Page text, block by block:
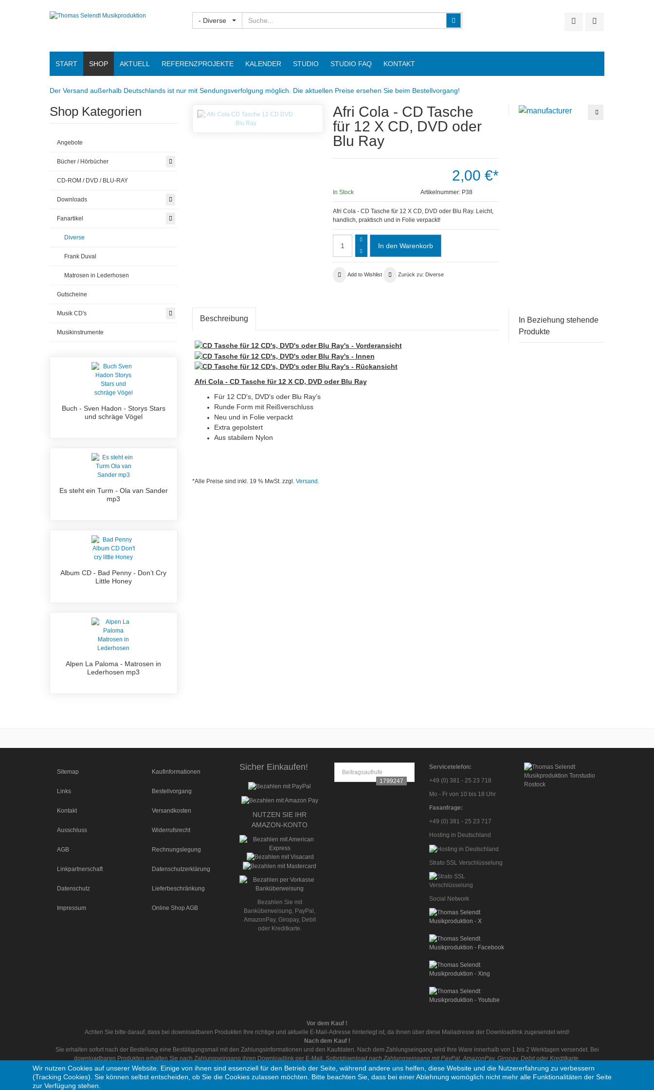
- Diverse Suchen
START SHOP AKTUELL REFERENZPROJEKTE KALENDER STUDIO STUDIO FAQ KONTAKT
Der Versand außerhalb Deutschlands ist nur mit Sendungsverfolgung möglich. Die aktuellen Preise ersehen Sie beim Bestellvorgang!
Afri Cola - CD Tasche
für 12 X CD, DVD oder
Blu Ray
2,00 €*
In Stock Artikelnummer: P38
Afri Cola - CD Tasche für 12 X CD, DVD oder Blu Ray. Leicht,
handlich, praktisch und in Folie verpackt!
Add to Wishlist Zurück zu: Diverse
Schlüsselband
Beschreibung
Afri Cola - CD Tasche für 12 X CD, DVD oder Blu Ray
Für 12 CD's, DVD's oder Blu Ray's
Runde Form mit Reißverschluss
Neu und in Folie verpackt
Extra gepolstert
Aus stabilem Nylon
In Beziehung stehende
Produkte
*Alle Preise sind inkl. 19 % MwSt. zzgl. Versand.
Shop Kategorien
Angebote
Bücher / Hörbücher
CD-ROM / DVD / BLU-RAY
Downloads
Fanartikel
Diverse
Frank Duval
Matrosen in Lederhosen
Gutscheine
Musik CD's
Musikinstrumente
Buch - Sven Hadon - Storys Stars
und schräge Vögel
Es steht ein Turm - Ola van Sander
mp3
Album CD - Bad Penny - Don’t Cry
Little Honey
Alpen La Paloma - Matrosen in
Lederhosen mp3
Sitemap
Links
Kontakt
Ausschluss
AGB
Linkpartnerschaft
Datenschutz
Impressum
Kaufinformationen
Bestellvorgang
Versandkosten
Widerrufsrecht
Rechnungslegung
Datenschutzerklärung
Lieferbeschränkung
Online Shop AGB
Sicher Einkaufen!
NUTZEN SIE IHR
AMAZON-KONTO
Bezahlen Sie mit
Banküberweisung, PayPal,
AmazonPay, Giropay, Debit
oder Kreditkarte.
Beitragsaufrufe
1799247
Servicetelefon:
+49 (0) 381 - 25 23 718
Mo - Fr von 10 bis 18 Uhr
Faxanfrage:
+49 (0) 381 - 25 23 717
Hosting in Deutschland
Strato SSL Verschlüsselung
Social Network
Vor dem Kauf !
Achten Sie bitte darauf, dass bei downloadbaren Produkten Ihre richtige und aktuelle E-Mail-Adresse hinterlegt ist, da ihnen über diese Mailadresse der Downloadlink zugesendet wird!
Nach dem Kauf !
Sie erhalten sofort nach der Bestellung eine Bestätigungsmail mit den Zahlungsinformationen und den Kaufdaten. Nach dem Zahlungseingang wird Ihre Ware innerhalb von 1 bis 2 Werktagen versendet. Bei
downloadbaren Produkten erhalten Sie nach Zahlungseingang ihren Downloadlink per E-Mail. Sofortdownload nach Zahlungseingang mit PayPal, AmazonPay, Giropay, Debit oder Kreditkarte.
Wir nutzen Cookies auf unserer Website. Einige von ihnen sind essenziell für den Betrieb der Seite, während andere uns helfen, diese Website und die Nutzererfahrung zu verbessern
(Tracking Cookies). Sie können selbst entscheiden, ob Sie die Cookies zulassen möchten. Bitte beachten Sie, dass bei einer Ablehnung womöglich nicht mehr alle Funktionalitäten der Seite
zur Verfügung stehen.